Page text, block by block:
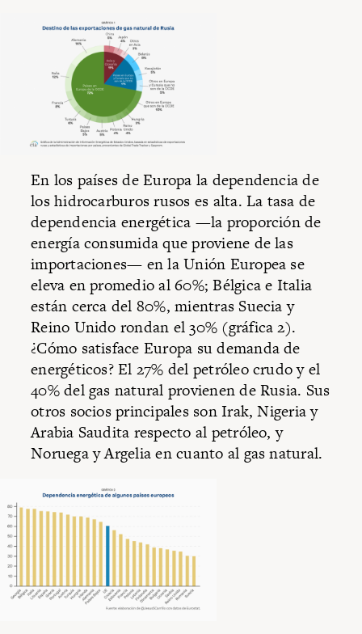
En los países de Europa la dependencia de
los hidrocarburos rusos es alta. La tasa de
dependencia energética —la proporción de
energía consumida que proviene de las
importaciones— en la Unión Europea se
eleva en promedio al 60%; Bélgica e Italia
están cerca del 80%, mientras Suecia y
Reino Unido rondan el 30% (gráfica 2).
¿Cómo satisface Europa su demanda de
energéticos? El 27% del petróleo crudo y el
40% del gas natural provienen de Rusia. Sus
otros socios principales son Irak, Nigeria y
Arabia Saudita respecto al petróleo, y
Noruega y Argelia en cuanto al gas natural.